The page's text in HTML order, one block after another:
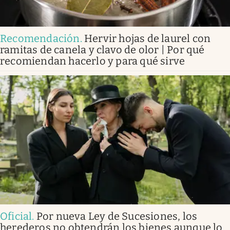
Recomendación. Hervir hojas de laurel con
ramitas de canela y clavo de olor | Por qué
recomiendan hacerlo y para qué sirve
Oficial. Por nueva Ley de Sucesiones, los
herederos no obtendrán los bienes aunque lo